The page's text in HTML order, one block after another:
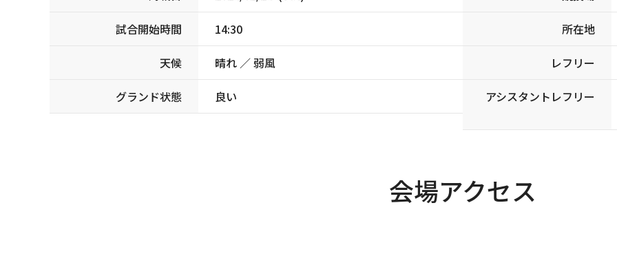
試合開始時間 14:30
天候 晴れ ／ 弱風
グランド状態 良い
所在地
レフリー
アシスタントレフリー
会場アクセス